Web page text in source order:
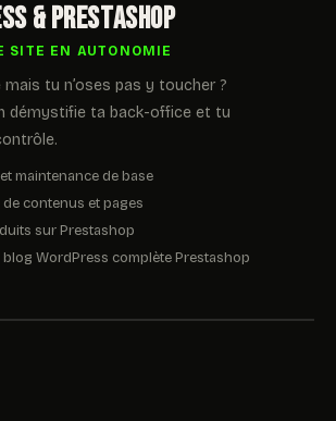
& Prestashop
SITE EN AUTONOMIE
mais tu n’oses pas y toucher ?
démystifie ta back-office et tu
maintenance de base
contenus et pages
sur Prestashop
WordPress complète Prestashop